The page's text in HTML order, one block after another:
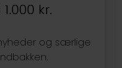
kr.
og særlige